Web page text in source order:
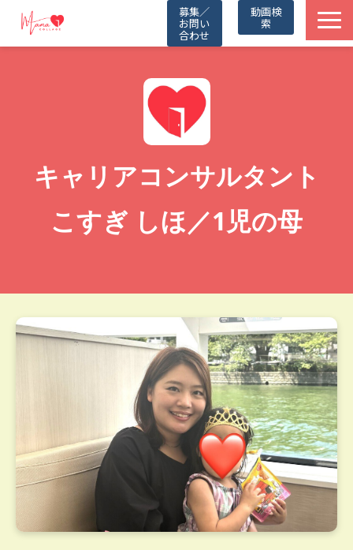
募集／
お問い
合わせ
動画検
索
お知らせ
公式LINE（無料）
キャリアコンサルタント
こすぎ しほ／1児の母